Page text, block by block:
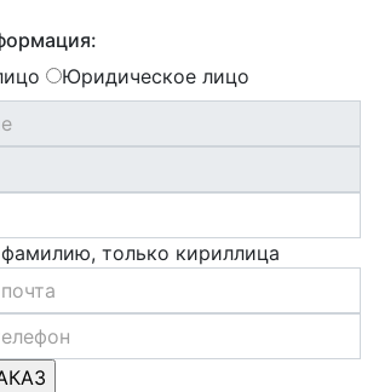
Юридическое лицо
только кириллица